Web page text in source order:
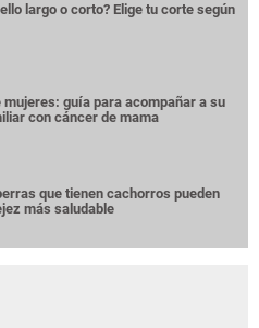
largo o corto? Elige tu corte según
mujeres: guía para acompañar a su
con cáncer de mama
que tienen cachorros pueden
más saludable